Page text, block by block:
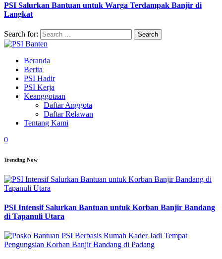
PSI Salurkan Bantuan untuk Warga Terdampak Banjir di
Langkat
Search for:
Beranda
Berita
PSI Hadir
PSI Kerja
Keanggotaan
Daftar Anggota
Daftar Relawan
Tentang Kami
0
Trending Now
PSI Intensif Salurkan Bantuan untuk Korban Banjir Bandang
di Tapanuli Utara